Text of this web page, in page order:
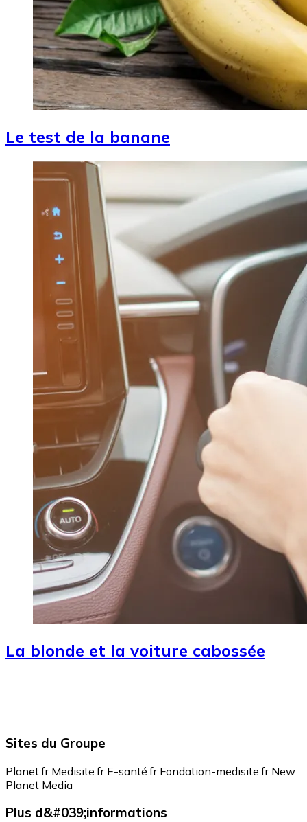
Le test de la banane
Image
La blonde et la voiture cabossée
Sites du Groupe
Planet.fr Medisite.fr E-santé.fr Fondation-medisite.fr New
Planet Media
Plus d&#039;informations